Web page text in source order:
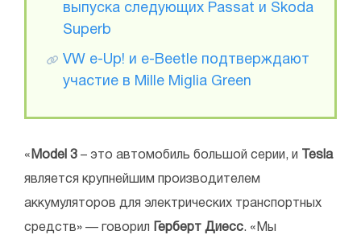
выпуска следующих Passat и Skoda
Superb
VW e-Up! и e-Beetle подтверждают
участие в Mille Miglia Green
« Model 3 – это автомобиль большой серии, и Tesla
является крупнейшим производителем
аккумуляторов для электрических транспортных
средств» — говорил Герберт Диесс. «Мы